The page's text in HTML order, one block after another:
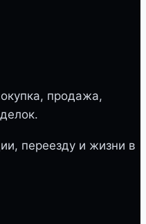
продажа,
переезду и жизни в